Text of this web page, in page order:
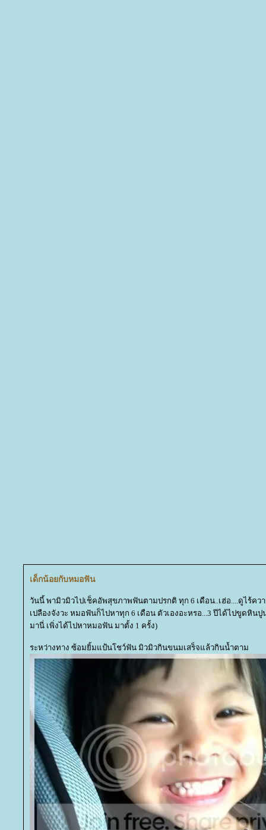
เด็กน้อยกับหมอฟัน
วันนี้ พามิวมิวไปเช็คอัพสุขภาพฟันตามปรกติ ทุก 6 เดือน..เฮ่อ....ดูไร้คว
เปลืองจังวะ หมอฟันก็ไปหาทุก 6 เดือน ตัวเองอะหรอ...3 ปีได้ไปขูดหิน
มานี่ เพิ่งได้ไปหาหมอฟัน มาตั้ง 1 ครั้ง)
ระหว่างทาง ซ้อมยิ้มแป้นโชว์ฟัน มิวมิวกินขนมเสร็จแล้วกินน้ำตาม